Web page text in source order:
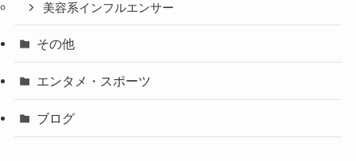
美容系インフルエンサー
その他
エンタメ・スポーツ
ブログ